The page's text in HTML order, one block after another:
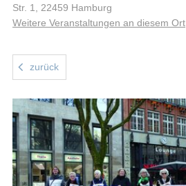
Str. 1, 22459 Hamburg
Weitere Veranstaltungen an diesem Ort
zurück